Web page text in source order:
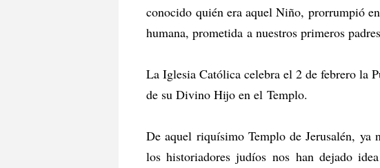
conocido quién era aquel Niño, prorrumpió
humana, prometida a nuestros primeros
La Iglesia Católica celebra el 2 de febrero la
de su Divino Hijo en el Templo.
De aquel riquísimo Templo de Jerusalén,
los historiadores judíos nos han dejado